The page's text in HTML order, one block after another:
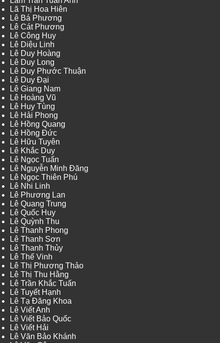
Lã Thị Hoa Hiên
Lê Bá Phương
Lê Cát Phương
Lê Công Huy
Lê Diệu Linh
Lê Duy Hoàng
Lê Duy Long
Lê Duy Phước Thuận
Lê Duy Đại
Lê Giang Nam
Lê Hoàng Vũ
Lê Huy Tùng
Lê Hải Phong
Lê Hồng Quang
Lê Hồng Đức
Lê Hữu Tuyên
Lê Khắc Duy
Lê Ngọc Tuấn
Lê Nguyễn Minh Đăng
Lê Ngọc Thiên Phú
Lê Nhi Linh
Lê Phương Lan
Lê Quang Trung
Lê Quốc Huy
Lê Quỳnh Thu
Lê Thanh Phong
Lê Thanh Sơn
Lê Thanh Thủy
Lê Thế Vinh
Lê Thị Phương Thảo
Lê Thị Thu Hằng
Lê Trần Khắc Tuấn
Lê Tuyết Hạnh
Lê Tạ Đăng Khoa
Lê Viết Anh
Lê Viết Bảo Quốc
Lê Viết Hải
Lê Văn Bảo Khánh